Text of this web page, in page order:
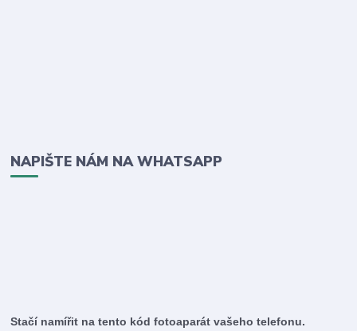
NAPIŠTE NÁM NA WHATSAPP
Stačí namířit na tento kód fotoaparát vašeho telefonu.